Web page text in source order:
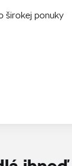
širokej ponuky